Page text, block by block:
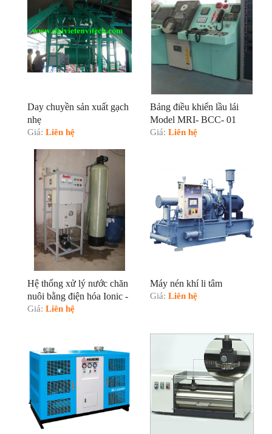
Day chuyền sản xuất gạch
nhẹ
Giá: Liên hệ
Bảng điều khiển lầu lái
Model MRI- BCC- 01
Giá: Liên hệ
Hệ thống xử lý nước chăn
nuôi bằng điện hóa Ionic -
250E
Giá: Liên hệ
Máy nén khí li tâm
Giá: Liên hệ